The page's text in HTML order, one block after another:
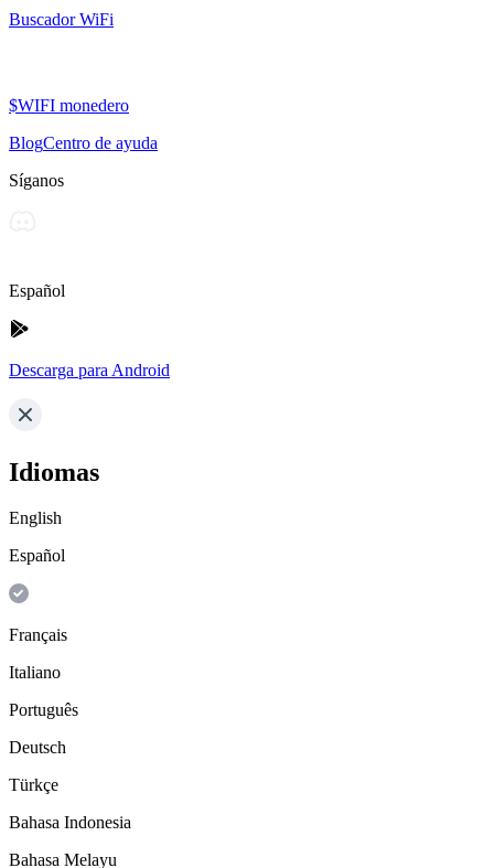
Buscador WiFi
$WIFI monedero
BlogCentro de ayuda
Síganos
Español
Descarga para Android
Idiomas
English
Español
Français
Italiano
Português
Deutsch
Türkçe
Bahasa Indonesia
Bahasa Melayu